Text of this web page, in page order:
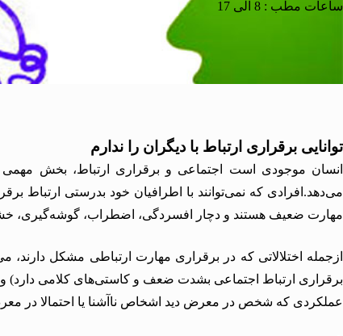
ساعات مطب : 8 الی 17
توانایی برقراری ارتباط با دیگران را ندارم
انسان موجودی است اجتماعی و برقراری ارتباط، بخش
می‌دهد.افرادی که نمی‌توانند با اطرافیان خود بدرستی ارتباط
مهارت ضعیف هستند و دچار
افسردگی، اضطراب، گوشه‌گیری،
ازجمله اختلالاتی که در برقراری مهارت ارتباطی مشکل
برقراری ارتباط اجتماعی بشدت ضعف و کاستی‌های کلامی دارد)
عملکردی که شخص در معرض دید اشخاص ناآشنا یا احتمالا در